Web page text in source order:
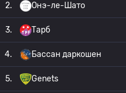
2. Онэ-ле-Шато
3. Тарб
4. Бассан даркошен
5. Genets